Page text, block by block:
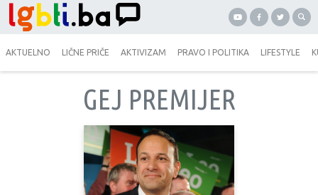
AKTUELNO LIČNE PRIČE AKTIVIZAM PRAVO I POLITIKA LIFESTYLE
GEJ PREMIJER